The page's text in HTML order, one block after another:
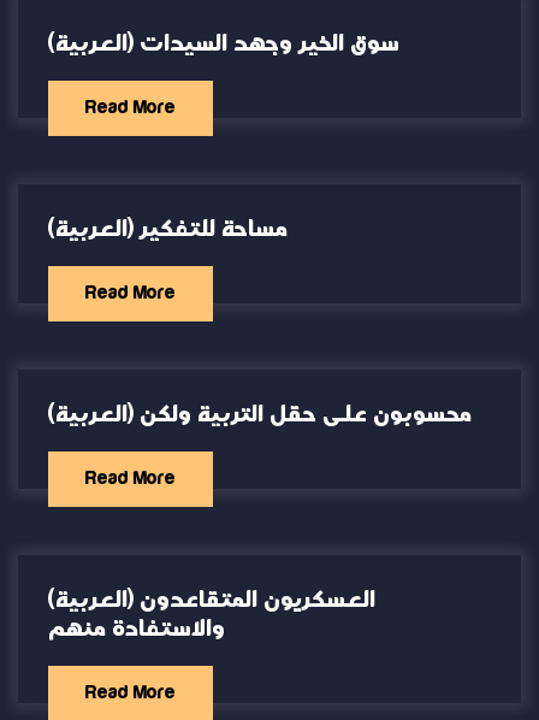
(العربية) سوق الخير وجهد السيدات
Read More
(العربية) مساحة للتفكير
Read More
(العربية) محسوبون على حقل التربية ولكن
Read More
(العربية) العسكريون المتقاعدون
والاستفادة منهم
Read More